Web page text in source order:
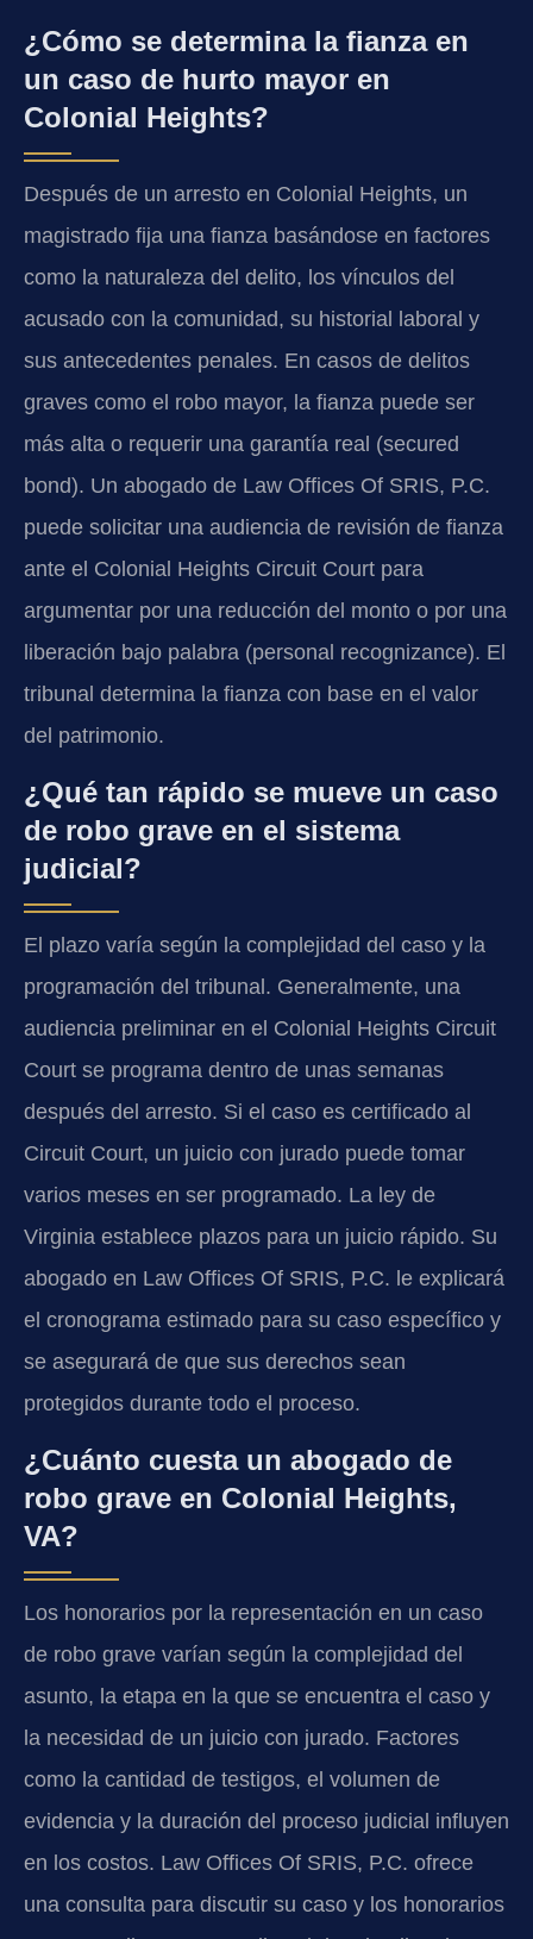
¿Cómo se determina la fianza en
un caso de hurto mayor en
Colonial Heights?
Después de un arresto en Colonial Heights, un
magistrado fija una fianza basándose en factores
como la naturaleza del delito, los vínculos del
acusado con la comunidad, su historial laboral y
sus antecedentes penales. En casos de delitos
graves como el robo mayor, la fianza puede ser
más alta o requerir una garantía real (secured
bond). Un abogado de Law Offices Of SRIS, P.C.
puede solicitar una audiencia de revisión de fianza
ante el Colonial Heights Circuit Court para
argumentar por una reducción del monto o por una
liberación bajo palabra (personal recognizance). El
tribunal determina la fianza con base en el valor
del patrimonio.
¿Qué tan rápido se mueve un caso
de robo grave en el sistema
judicial?
El plazo varía según la complejidad del caso y la
programación del tribunal. Generalmente, una
audiencia preliminar en el Colonial Heights Circuit
Court se programa dentro de unas semanas
después del arresto. Si el caso es certificado al
Circuit Court, un juicio con jurado puede tomar
varios meses en ser programado. La ley de
Virginia establece plazos para un juicio rápido. Su
abogado en Law Offices Of SRIS, P.C. le explicará
el cronograma estimado para su caso específico y
se asegurará de que sus derechos sean
protegidos durante todo el proceso.
¿Cuánto cuesta un abogado de
robo grave en Colonial Heights,
VA?
Los honorarios por la representación en un caso
de robo grave varían según la complejidad del
asunto, la etapa en la que se encuentra el caso y
la necesidad de un juicio con jurado. Factores
como la cantidad de testigos, el volumen de
evidencia y la duración del proceso judicial influyen
en los costos. Law Offices Of SRIS, P.C. ofrece
una consulta para discutir su caso y los honorarios